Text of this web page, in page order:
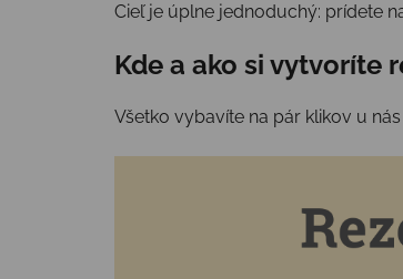
Cieľ je úplne jednoduchý: prídete
Kde a ako si vytvoríte
Všetko vybavíte na pár klikov u